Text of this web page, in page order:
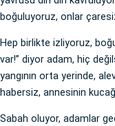
boğuluyoruz, onlar
Hep birlikte izliyoruz,
var!” diyor adam, hiç
yangının orta yerinde,
habersiz, annesinin
Sabah oluyor, adamlar